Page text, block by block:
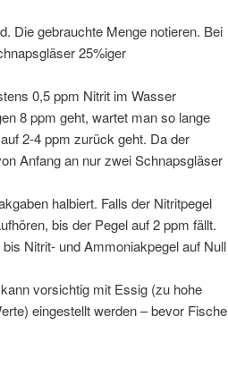
Die gebrauchte Menge notieren. Bei
25%iger
0,5 ppm Nitrit im Wasser
8 ppm geht, wartet man so lange
2-4 ppm zurück geht. Da der
Anfang an nur zwei Schnapsgläser
halbiert. Falls der Nitritpegel
bis der Pegel auf 2 ppm fällt.
Nitrit- und Ammoniakpegel auf Null
vorsichtig mit Essig (zu hohe
eingestellt werden – bevor Fische